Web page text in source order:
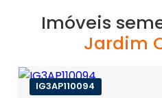
Imóveis
Jardim
IG3AP110094